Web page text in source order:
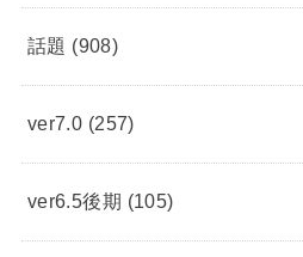
話題 (908)
ver7.0 (257)
ver6.5後期 (105)